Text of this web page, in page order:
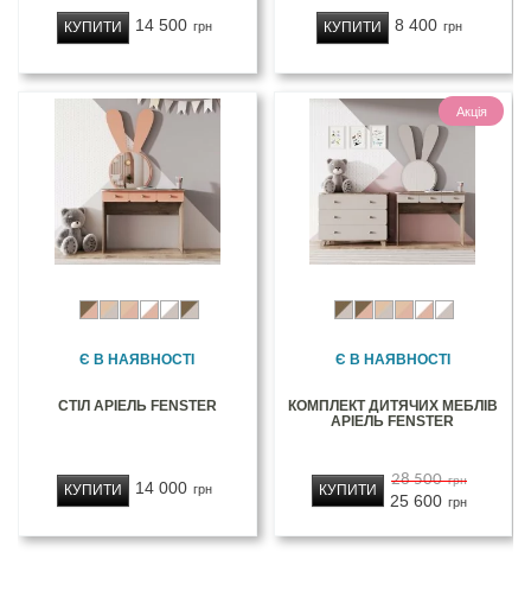
14 500 грн
КУПИТИ 8 400 грн
КУПИТИ
Є В НАЯВНОСТІ
СТІЛ АРІЕЛЬ FENSTER
14 000 грн
КУПИТИ
Акція
Є В НАЯВНОСТІ
КОМПЛЕКТ ДИТЯЧИХ МЕБЛІВ
АРІЕЛЬ FENSTER
28 500 грн
25 600 грн
КУПИТИ